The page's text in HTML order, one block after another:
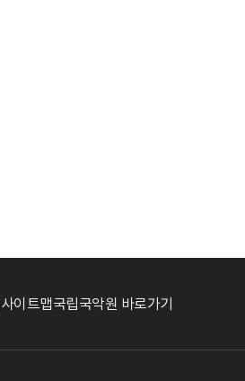
사이트맵국립국악원 바로가기